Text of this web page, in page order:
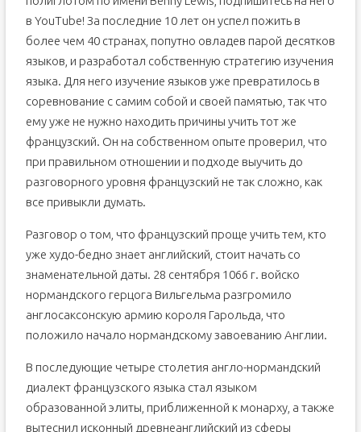
в YouTube! За последние 10 лет он успел пожить в
более чем 40 странах, попутно овладев парой десятков
языков, и разработал собственную стратегию изучения
языка. Для него изучение языков уже превратилось в
соревнование с самим собой и своей памятью, так что
ему уже не нужно находить причины учить тот же
французский. Он на собственном опыте проверил, что
при правильном отношении и подходе выучить до
разговорного уровня французский не так сложно, как
все привыкли думать.
Разговор о том, что французский проще учить тем, кто
уже худо-бедно знает английский, стоит начать со
знаменательной даты. 28 сентября 1066 г. войско
нормандского герцога Вильгельма разгромило
англосаксонскую армию короля Гарольда, что
положило начало нормандскому завоеванию Англии.
В последующие четыре столетия англо-нормандский
диалект французского языка стал языком
образованной элиты, приближенной к монарху, а также
вытеснил исконный древнеанглийский из сферы